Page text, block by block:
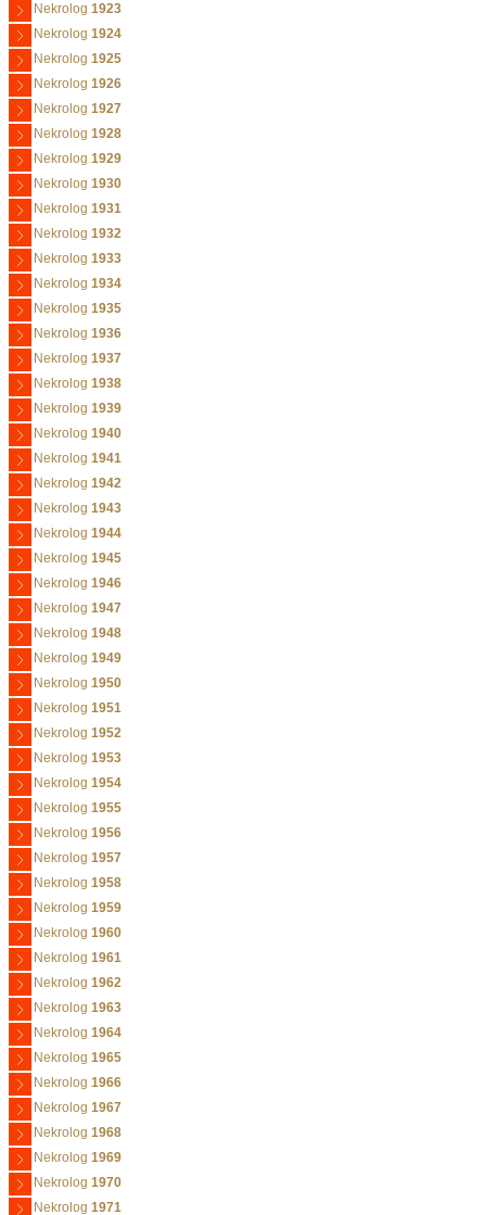
Nekrolog 1923
Nekrolog 1924
Nekrolog 1925
Nekrolog 1926
Nekrolog 1927
Nekrolog 1928
Nekrolog 1929
Nekrolog 1930
Nekrolog 1931
Nekrolog 1932
Nekrolog 1933
Nekrolog 1934
Nekrolog 1935
Nekrolog 1936
Nekrolog 1937
Nekrolog 1938
Nekrolog 1939
Nekrolog 1940
Nekrolog 1941
Nekrolog 1942
Nekrolog 1943
Nekrolog 1944
Nekrolog 1945
Nekrolog 1946
Nekrolog 1947
Nekrolog 1948
Nekrolog 1949
Nekrolog 1950
Nekrolog 1951
Nekrolog 1952
Nekrolog 1953
Nekrolog 1954
Nekrolog 1955
Nekrolog 1956
Nekrolog 1957
Nekrolog 1958
Nekrolog 1959
Nekrolog 1960
Nekrolog 1961
Nekrolog 1962
Nekrolog 1963
Nekrolog 1964
Nekrolog 1965
Nekrolog 1966
Nekrolog 1967
Nekrolog 1968
Nekrolog 1969
Nekrolog 1970
Nekrolog 1971